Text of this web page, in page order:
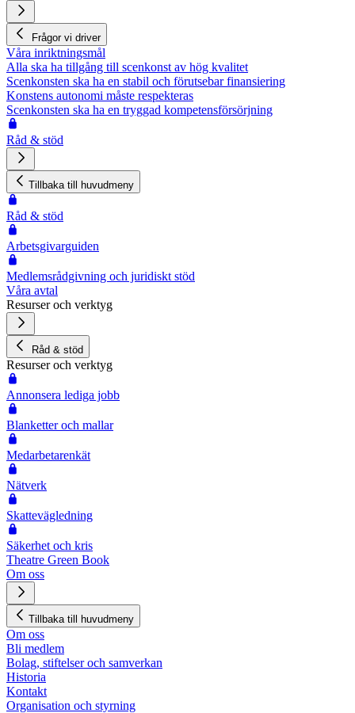
Frågor vi driver
Våra inriktningsmål
Alla ska ha tillgång till scenkonst av hög kvalitet
Scenkonsten ska ha en stabil och förutsebar finansiering
Konstens autonomi måste respekteras
Scenkonsten ska ha en tryggad kompetensförsörjning
Råd & stöd
Tillbaka till huvudmeny
Råd & stöd
Arbetsgivarguiden
Medlemsrådgivning och juridiskt stöd
Våra avtal
Resurser och verktyg
Råd & stöd
Resurser och verktyg
Annonsera lediga jobb
Blanketter och mallar
Medarbetarenkät
Nätverk
Skattevägledning
Säkerhet och kris
Theatre Green Book
Om oss
Tillbaka till huvudmeny
Om oss
Bli medlem
Bolag, stiftelser och samverkan
Historia
Kontakt
Organisation och styrning